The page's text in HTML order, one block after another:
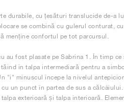
durabile, cu țesături translucide de-a
se combină cu gulerul conturat,
menține confortul pe tot parcursul.
au fost plasate pe Sabrina 1. În timp
în talpa intermediară pentru a
"i" minuscul începe la nivelul
un punct în partea de sus a
exterioară și talpa interioară.